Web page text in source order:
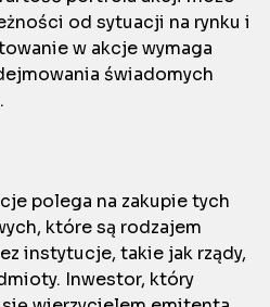
od sytuacji na rynku i
w akcje wymaga
świadomych
polega na zakupie tych
które są rodzajem
instytucje, takie jak rządy,
Inwestor, który